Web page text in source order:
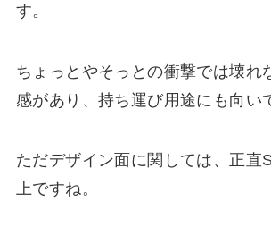
す。
ちょっとやそっとの衝撃では壊れ
感があり、持ち運び用途にも向い
ただデザイン面に関しては、正直
上ですね。